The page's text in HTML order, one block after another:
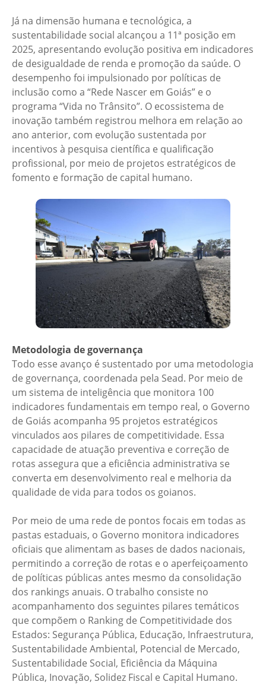
Já na dimensão humana e tecnológica, a
sustentabilidade social alcançou a 11ª posição em
2025, apresentando evolução positiva em indicadores
de desigualdade de renda e promoção da saúde. O
desempenho foi impulsionado por políticas de
inclusão como a “Rede Nascer em Goiás” e o
programa “Vida no Trânsito”. O ecossistema de
inovação também registrou melhora em relação ao
ano anterior, com evolução sustentada por
incentivos à pesquisa científica e qualificação
profissional, por meio de projetos estratégicos de
fomento e formação de capital humano.
Metodologia de governança
Todo esse avanço é sustentado por uma metodologia
de governança, coordenada pela Sead. Por meio de
um sistema de inteligência que monitora 100
indicadores fundamentais em tempo real, o Governo
de Goiás acompanha 95 projetos estratégicos
vinculados aos pilares de competitividade. Essa
capacidade de atuação preventiva e correção de
rotas assegura que a eficiência administrativa se
converta em desenvolvimento real e melhoria da
qualidade de vida para todos os goianos.
Por meio de uma rede de pontos focais em todas as
pastas estaduais, o Governo monitora indicadores
oficiais que alimentam as bases de dados nacionais,
permitindo a correção de rotas e o aperfeiçoamento
de políticas públicas antes mesmo da consolidação
dos rankings anuais. O trabalho consiste no
acompanhamento dos seguintes pilares temáticos
que compõem o Ranking de Competitividade dos
Estados: Segurança Pública, Educação, Infraestrutura,
Sustentabilidade Ambiental, Potencial de Mercado,
Sustentabilidade Social, Eficiência da Máquina
Pública, Inovação, Solidez Fiscal e Capital Humano.